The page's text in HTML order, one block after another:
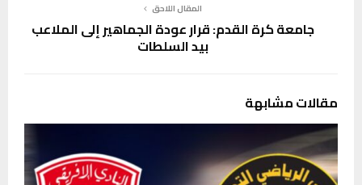
المقال اللاحق
جامعة كرة القدم: قرار عودة الجماهير إلى الملاعب
بيد السلطات
مقالات مشابهة